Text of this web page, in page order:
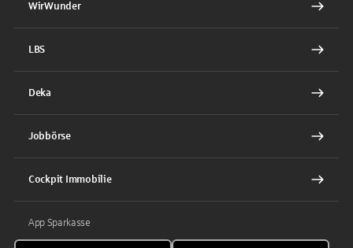
WirWunder
LBS
Deka
Jobbörse
Cockpit Immobilie
App Sparkasse